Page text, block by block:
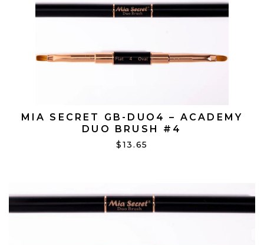
MIA SECRET GB-DUO4 – ACADEMY
DUO BRUSH #4
$13.65